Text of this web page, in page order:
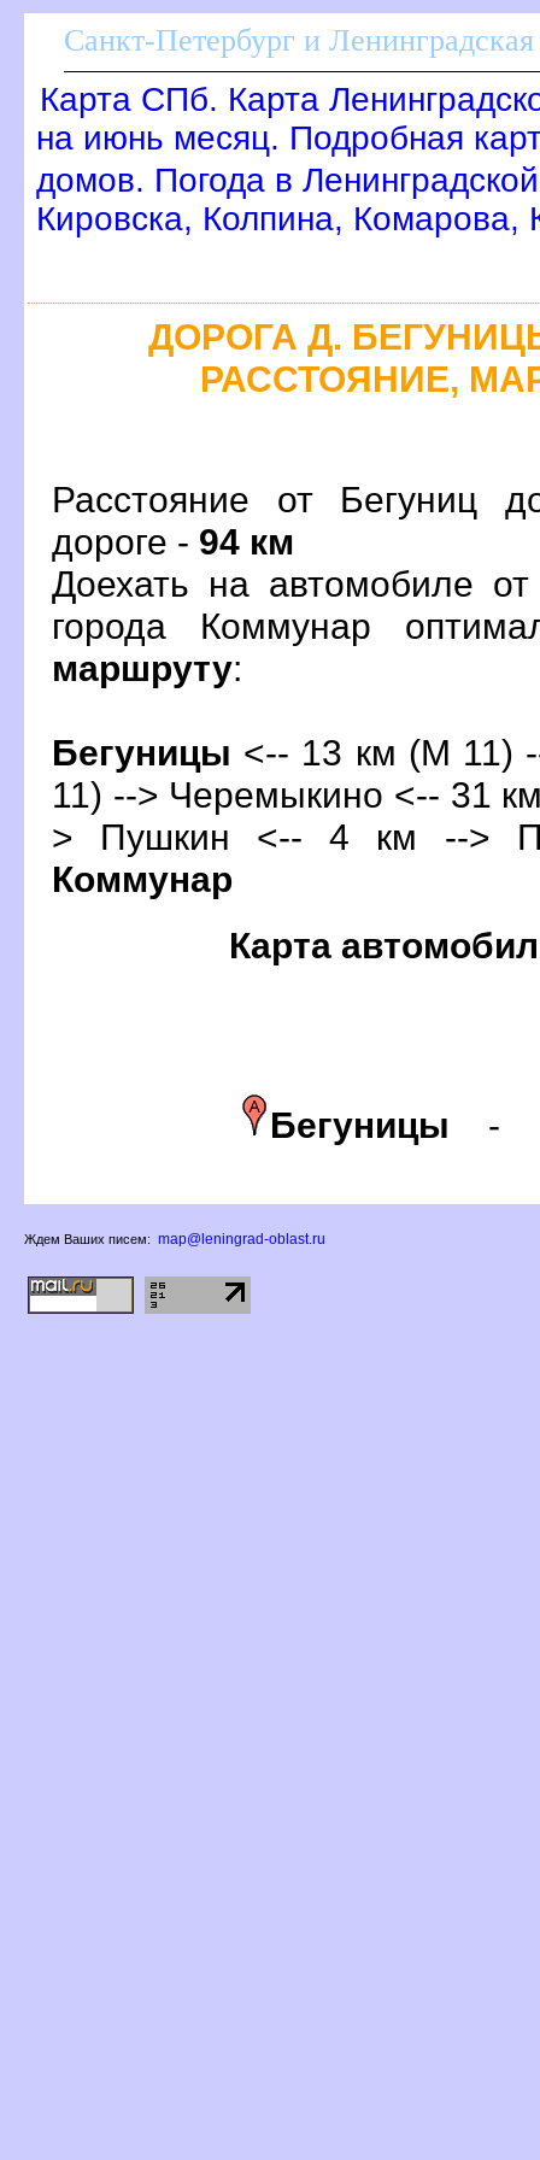
Санкт-Петербург и Ленинградская
Карта СПб. Карта
на июнь месяц. Подробная
домов. Погода в
Кировска, Колпина, Комарова,
ДОРОГА Д.
РАССТОЯНИЕ,
Расстояние от Бегуниц
дороге - 94 км
Доехать на автомобиле
орода Коммунар
маршруту:
Бегуницы <-- 13 км (М 11)
11) --> Черемыкино <-- 31
> Пушкин <-- 4 км -->
Коммунар
Карта
Бегуницы -
Ждем Ваших писем: map@leningrad-oblast.ru